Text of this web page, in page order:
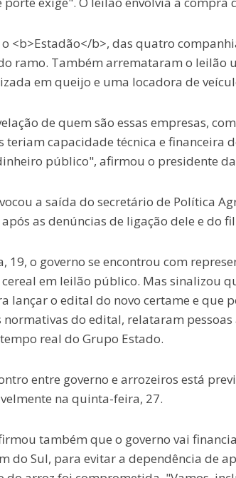
<b>Estadão</b>, das quatro
ramo. Também arremataram o leilão
em queijo e uma locadora de
de quem são essas empresas,
teriam capacidade técnica e financeira
público", afirmou o presidente
a saída do secretário de Política
as denúncias de ligação dele e do
19, o governo se encontrou com
em leilão público. Mas sinalizou
lançar o edital do novo certame e que
normativas do edital, relataram
real do Grupo Estado.
entre governo e arrozeiros está
na quinta-feira, 27.
também que o governo vai
do Sul, para evitar a dependência de